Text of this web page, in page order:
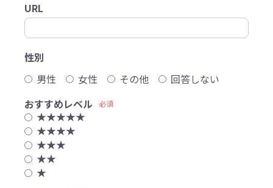
URL
性別
男性
女性 その他
回答しない
おすすめレベル
必須
★★★★★
★★★★
★★★
★★
★